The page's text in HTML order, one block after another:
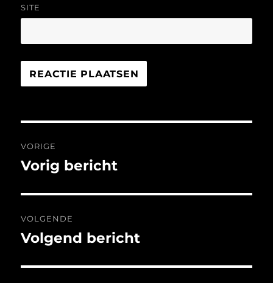
SITE
navigatie
VORIGE
Vorig
Vorig bericht
VOLGENDE
Volgend
Volgend bericht